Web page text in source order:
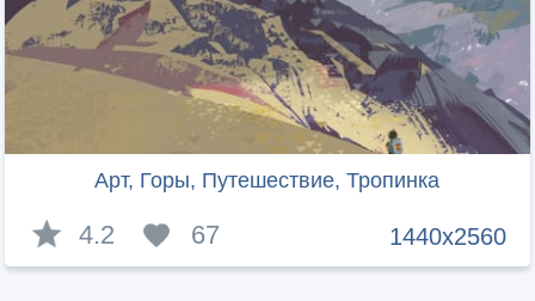
Арт, Горы, Путешествие, Тропинка
1440x2560
4.2 67